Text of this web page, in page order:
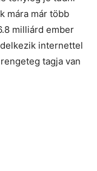
mára már több
milliárd ember
internettel
tagja van